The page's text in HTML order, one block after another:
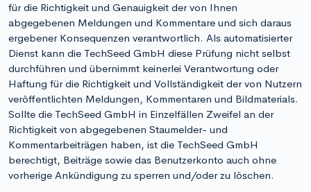
für die Richtigkeit und Genauigkeit der von Ihnen
abgegebenen Meldungen und Kommentare und sich daraus
ergebener Konsequenzen verantwortlich. Als automatisierter
Dienst kann die TechSeed GmbH diese Prüfung nicht selbst
durchführen und übernimmt keinerlei Verantwortung oder
Haftung für die Richtigkeit und Vollständigkeit der von Nutzern
veröffentlichten Meldungen, Kommentaren und Bildmaterials.
Sollte die TechSeed GmbH in Einzelfällen Zweifel an der
Richtigkeit von abgegebenen Staumelder- und
Kommentarbeiträgen haben, ist die TechSeed GmbH
berechtigt, Beiträge sowie das Benutzerkonto auch ohne
vorherige Ankündigung zu sperren und/oder zu löschen.